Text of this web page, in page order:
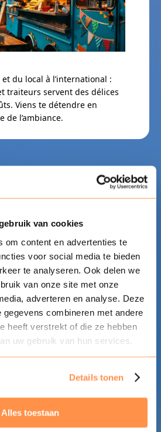
van cookies
om content en advertenties te
voor social media te bieden
te analyseren. Ook delen we
van onze site met onze
adverteren en analyse. Deze
gegevens combineren met andere
heeft verstrekt of die ze hebben
uw gebruik van hun services.
Details tonen
Alles toestaan
du local à l’international :
traiteurs servent des délices
Viens te détendre en
de l’ambiance.
GÉNÉRAL
Participation
Actualités